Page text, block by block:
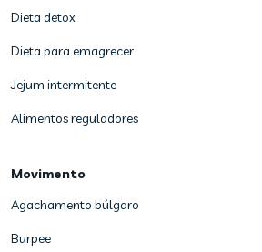
Dieta detox
Dieta para emagrecer
Jejum intermitente
Alimentos reguladores
Movimento
Agachamento búlgaro
Burpee